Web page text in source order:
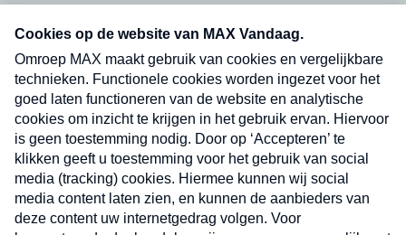
nieuwsbrief. Elke vrijdag- en dinsdagochtend in
uw mailbox.
Verzend